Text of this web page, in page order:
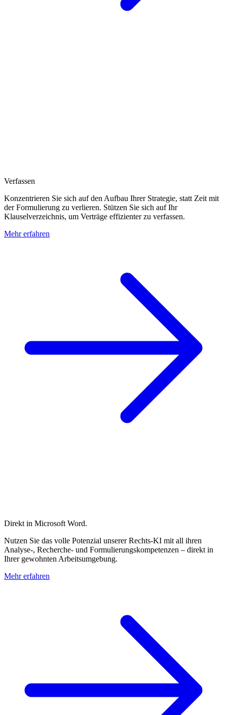
Verfassen
Konzentrieren Sie sich auf den Aufbau Ihrer Strategie, statt Zeit mit
der Formulierung zu verlieren. Stützen Sie sich auf Ihr
Klauselverzeichnis, um Verträge effizienter zu verfassen.
Mehr erfahren
Direkt in Microsoft Word.
Nutzen Sie das volle Potenzial unserer Rechts-KI mit all ihren
Analyse-, Recherche- und Formulierungskompetenzen – direkt in
Ihrer gewohnten Arbeitsumgebung.
Mehr erfahren